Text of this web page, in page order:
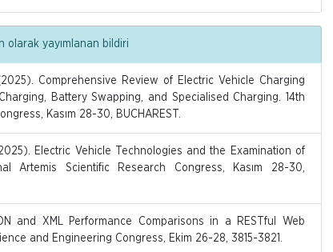
olarak yayımlanan bildiri
(2025). Comprehensive Review of Electric Vehicle Charging
Battery Swapping, and Specialised Charging. 14th
Kasım 28-30, BUCHAREST.
Electric Vehicle Technologies and the Examination of
Artemis Scientific Research Congress, Kasım 28-30,
and XML Performance Comparisons in a RESTful Web
and Engineering Congress, Ekim 26-28, 3815-3821.